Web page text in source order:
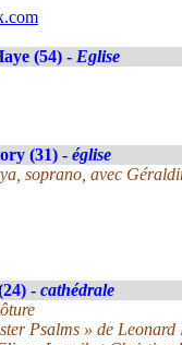
(54) - Eglise
(31) - église
soprano, avec
- cathédrale
Psalms » de Leonard